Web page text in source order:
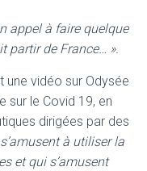
appel à faire quelque
partir de France… ».
une vidéo sur Odysée
sur le Covid 19, en
dirigées par des
à utiliser la
et qui s’amusent